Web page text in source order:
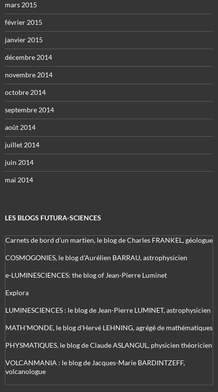
mars 2015
février 2015
janvier 2015
décembre 2014
novembre 2014
octobre 2014
septembre 2014
août 2014
juillet 2014
juin 2014
mai 2014
LES BLOGS FUTURA-SCIENCES
Carnets de bord d’un martien, le blog de Charles FRANKEL, géologue
COSMOGONIES, le blog d'Aurélien BARRAU, astrophysicien
e-LUMINESCIENCES: the blog of Jean-Pierre Luminet
Explora
LUMINESCIENCES : le blog de Jean-Pierre LUMINET, astrophysicien
MATH'MONDE, le blog d'Hervé LEHNING, agrégé de mathématiques
PHYSMATIQUES, le blog de Claude ASLANGUL, physicien théoricien
VOLCANMANIA : le blog de Jacques-Marie BARDINTZEFF,
volcanologue